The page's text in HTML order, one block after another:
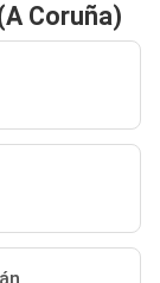
Coruña)